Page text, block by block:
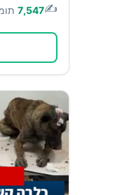
✍️
7,547